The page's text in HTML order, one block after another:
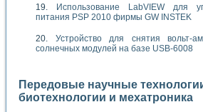
Использование LabVIEW для
питания PSP 2010 фирмы GW INSTEK
Устройство для снятия вольт-
солнечных модулей на базе USB-6008
Передовые научные
биотехнологии и мехатроника